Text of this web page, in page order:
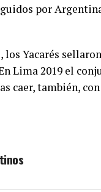
por
Yacarés
Lima 2019 el
caer, también,